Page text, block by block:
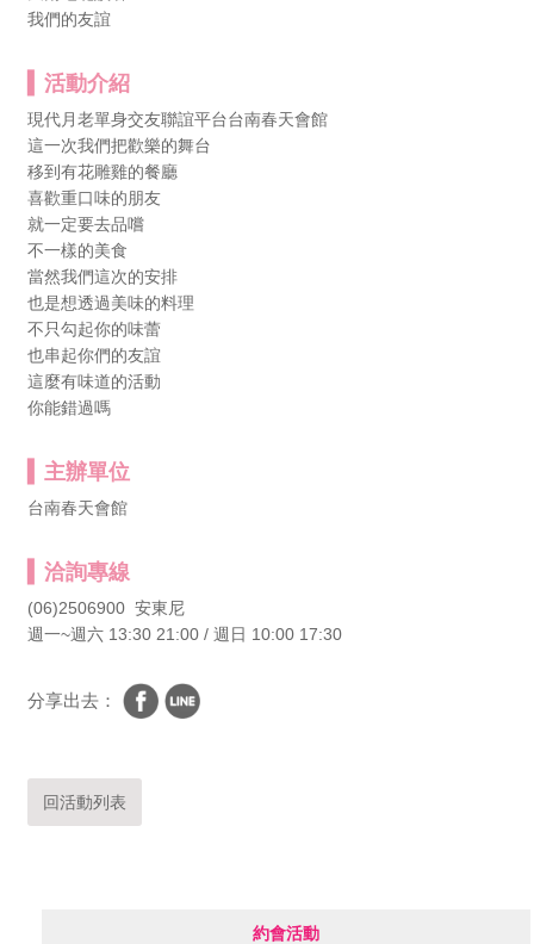
我們的友誼
活動介紹
現代月老單身交友聯誼平台台南春天會館
這一次我們把歡樂的舞台
移到有花雕雞的餐廳
喜歡重口味的朋友
就一定要去品嚐
不一樣的美食
當然我們這次的安排
也是想透過美味的料理
不只勾起你的味蕾
也串起你們的友誼
這麼有味道的活動
你能錯過嗎
主辦單位
台南春天會館
洽詢專線
(06)2506900 安東尼
週一~週六 13:30 21:00 / 週日 10:00 17:30
分享出去：
回活動列表
約會活動